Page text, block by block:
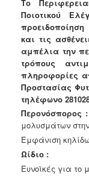
Σχολικές
Επιτροπές
Αγροτική
Ανάπτυξη
Προσχολική
Αγωγή
Κοιμητήρια
Το
Ποιοτικού
και τις
αμπέλια την
τρόπους
πληροφορίες
Προστασίας
τηλέφωνο
Περονόσπορος
μολυσμάτων
Εμφάνιση
Ωίδιο :
Ευνοϊκές για το